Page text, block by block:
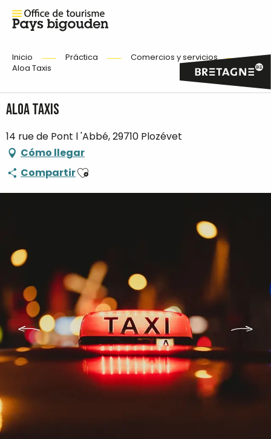
Inicio Práctica
Comercios y servicios
Aloa Taxis
Aloa Taxis
14 rue de Pont l 'Abbé, 29710 Plozévet
Cómo llegar
CompartirAjouter aux favoris